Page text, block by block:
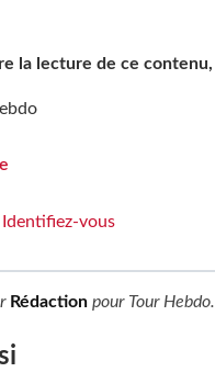
la lecture de ce
Identifiez-vous
Rédactionpour Tour Hebdo.